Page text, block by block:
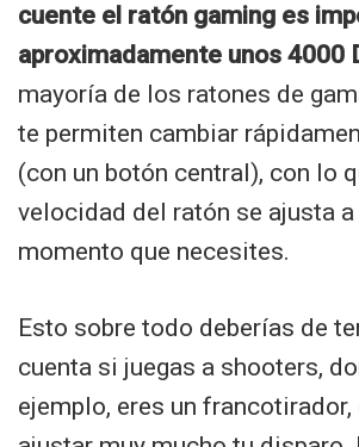
cuente el ratón gaming es
aproximadamente unos 4000
mayoría de los ratones de
te permiten cambiar
(con un botón central), con lo
velocidad del ratón se ajusta
momento que necesites.
Esto sobre todo deberías de
cuenta si juegas a shooters,
ejemplo, eres un francotirador,